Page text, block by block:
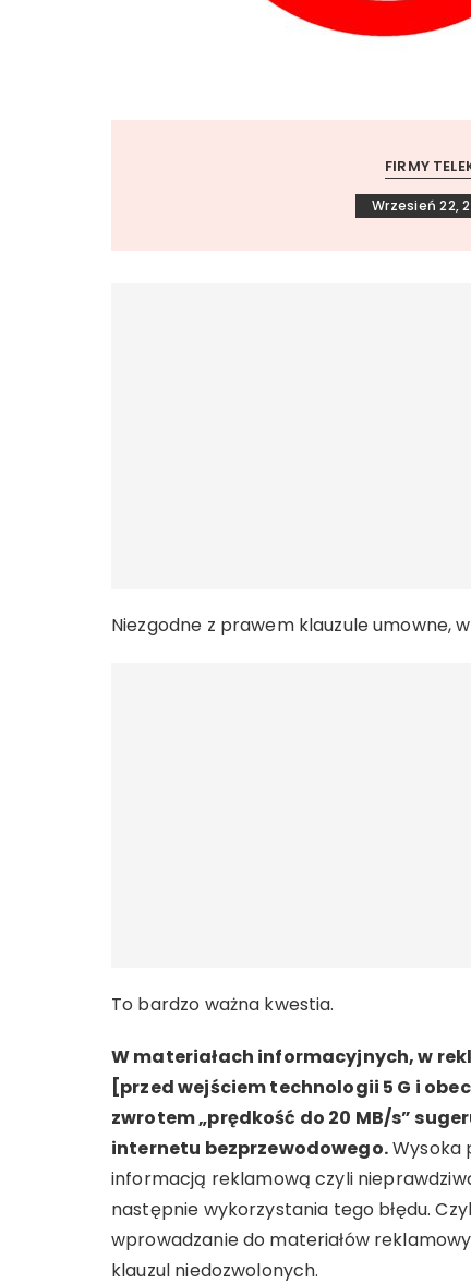
FIRMY
Wrzesień 22,
Niezgodne z prawem klauzule umowne,
To bardzo ważna kwestia.
W materiałach informacyjnych, w
[przed wejściem technologii 5 G i
zwrotem „prędkość do 20 MB/s”
internetu bezprzewodowego.Wysoka
informacją reklamową czyli
następnie wykorzystania tego błędu.
wprowadzanie do materiałów
klauzul niedozwolonych.